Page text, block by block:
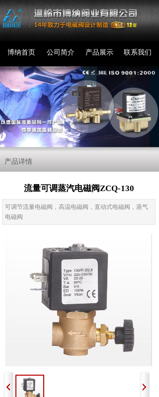
公司简介
博纳首页 联系我们
产品展示
产品详情
流量可调蒸汽电磁阀ZCQ-130
可调节流量电磁阀，高温电磁阀，直动式电磁阀，蒸气
电磁阀